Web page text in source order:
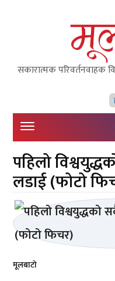
सकारात्मक परिवर्तनवाहक
पहिलो
लडाई (फोटो
मूलबाटाे